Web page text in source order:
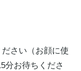
さい（お顔に使
分お待ちくださ